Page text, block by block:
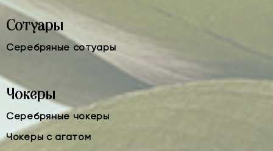
Сотуары
Серебряные сотуары
Чокеры
Серебряные чокеры
Чокеры с агатом